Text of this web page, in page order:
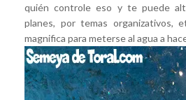
quién controle eso y te puede
planes, por temas organizativos,
magnifica para meterse al agua a